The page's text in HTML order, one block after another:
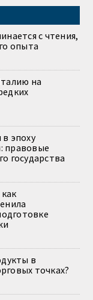
с чтения,
опыта
на
эпоху
правовые
государства
в
точках?